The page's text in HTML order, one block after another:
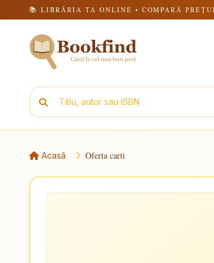
📚 LIBRĂRIA TA ONLINE • COMPARĂ
Acasă Oferta carti